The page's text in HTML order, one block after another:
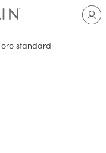
standard